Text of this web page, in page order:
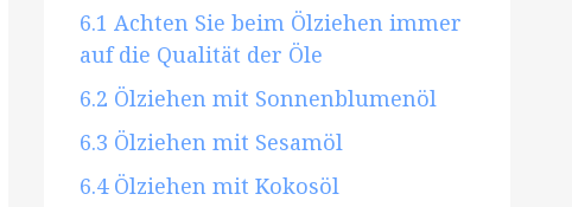
6.1 Achten Sie beim Ölziehen immer
auf die Qualität der Öle
6.2 Ölziehen mit Sonnenblumenöl
6.3 Ölziehen mit Sesamöl
6.4Ölziehen mit Kokosöl